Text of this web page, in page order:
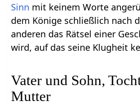
Sinn mit keinem Worte
dem Könige schließlich nach
anderen das Rätsel einer
wird, auf das seine Klugheit
Vater und Sohn,
Mutter